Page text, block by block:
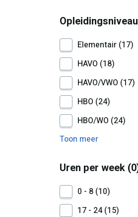
Opleidingsniveau
Elementair 17
HAVO 18
HAVO/VWO 17
HBO 24
HBO/WO 24
Toon meer
Uren per week 0
0 - 8 10
17 - 24 15